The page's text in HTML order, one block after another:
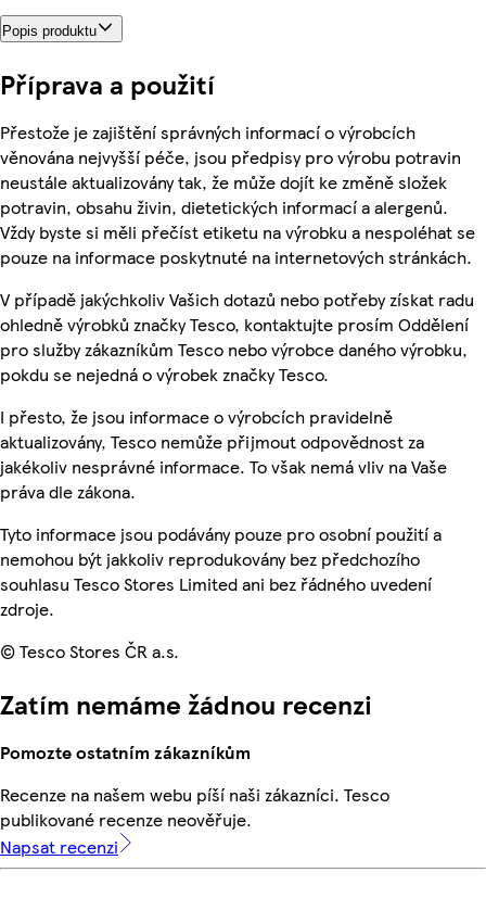
Popis produktu
Příprava a použití
Přestože je zajištění správných informací o výrobcích
věnována nejvyšší péče, jsou předpisy pro výrobu potravin
neustále aktualizovány tak, že může dojít ke změně složek
potravin, obsahu živin, dietetických informací a alergenů.
Vždy byste si měli přečíst etiketu na výrobku a nespoléhat se
pouze na informace poskytnuté na internetových stránkách.
V případě jakýchkoliv Vašich dotazů nebo potřeby získat radu
ohledně výrobků značky Tesco, kontaktujte prosím Oddělení
pro služby zákazníkům Tesco nebo výrobce daného výrobku,
pokdu se nejedná o výrobek značky Tesco.
I přesto, že jsou informace o výrobcích pravidelně
aktualizovány, Tesco nemůže přijmout odpovědnost za
jakékoliv nesprávné informace. To však nemá vliv na Vaše
práva dle zákona.
Tyto informace jsou podávány pouze pro osobní použití a
nemohou být jakkoliv reprodukovány bez předchozího
souhlasu Tesco Stores Limited ani bez řádného uvedení
zdroje.
© Tesco Stores ČR a.s.
Zatím nemáme žádnou recenzi
Pomozte ostatním zákazníkům
Recenze na našem webu píší naši zákazníci. Tesco
publikované recenze neověřuje.
Napsat recenzi